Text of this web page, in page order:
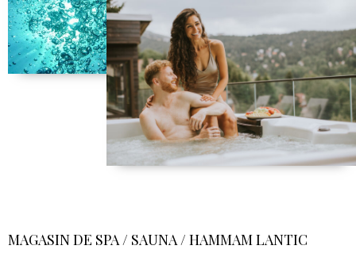
MAGASIN DE SPA / SAUNA / HAMMAM LANTIC